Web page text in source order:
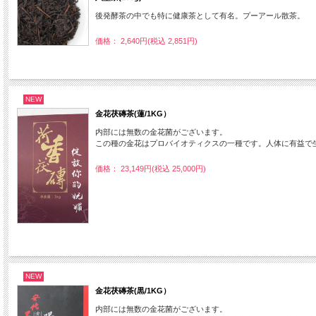
後発酵茶の中でも特に健康茶として有名。プーアール散茶。
価格： 2,640円(税込 2,851円)
NEW
金花茯磚茶(蓮/1KG）
内部には無数の金花菌がございます。
この種の金花はプロバイオティクスの一種です。人体に有益で
価格： 23,149円(税込 25,000円)
NEW
金花茯磚茶(黒/1KG）
内部には無数の金花菌がございます。